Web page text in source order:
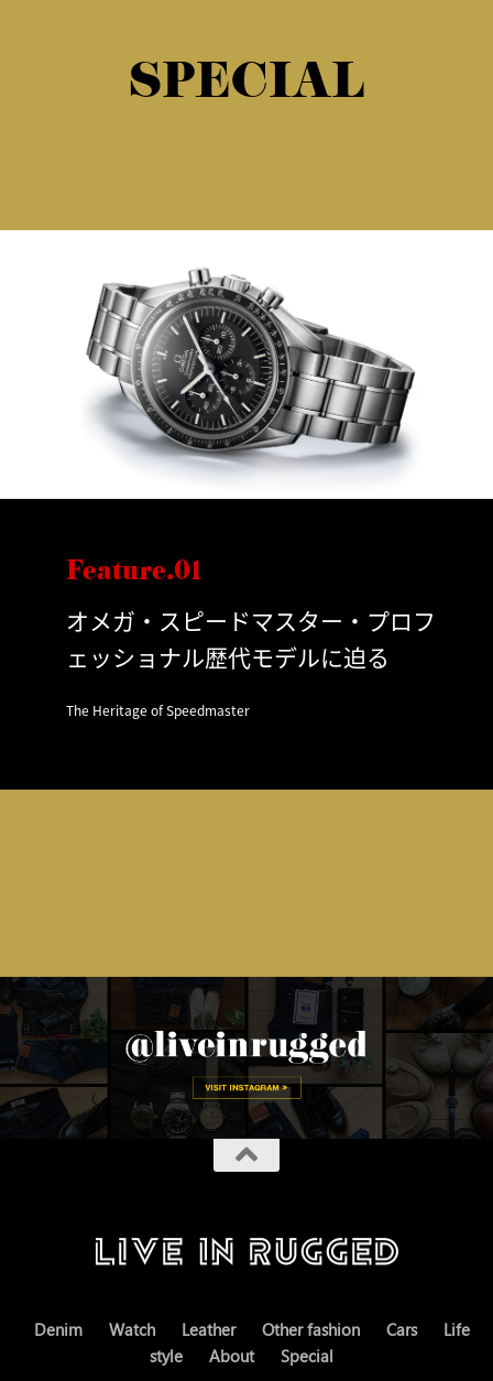
SPECIAL
Feature.01
オメガ・スピードマスター・プロフ
ェッショナル歴代モデルに迫る
The Heritage of Speedmaster
Denim Watch Leather Other fashion Cars
Life
style
About Special